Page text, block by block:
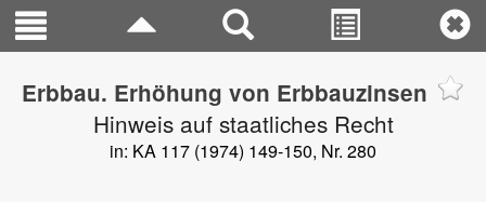
Erbbau. Erhöhung von Erbbauzinsen
Hinweis auf staatliches Recht
in: KA 117 (1974) 149-150, Nr. 280